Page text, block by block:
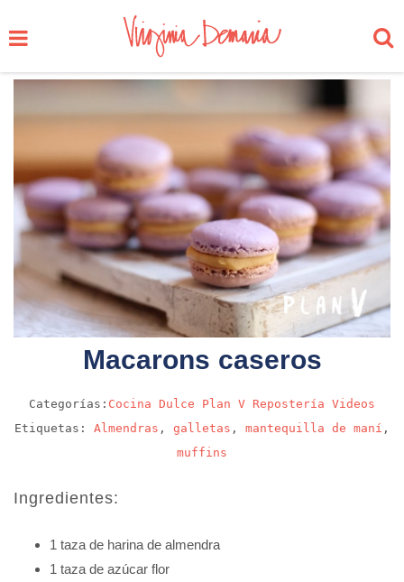
Macarons caseros
Categorías: Cocina Dulce Plan V Repostería Videos
Etiquetas: Almendras , galletas , mantequilla de maní ,
muffins
Ingredientes:
1 taza de harina de almendra
1 taza de azúcar flor